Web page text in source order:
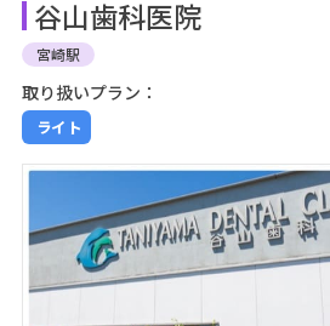
谷山歯科医院
宮崎駅
取り扱いプラン：
ライト